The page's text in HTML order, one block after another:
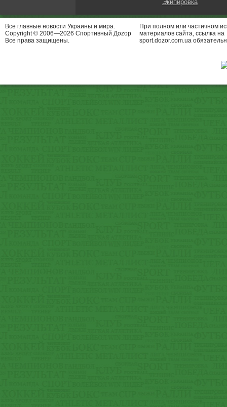
Экипировка
Все главные новости Украины и мира.
Copyright © 2006—2026 Спортивный Доzор
Все права защищены.
При полном или частичном
материалов сайта, ссылка на
sport.dozor.com.ua